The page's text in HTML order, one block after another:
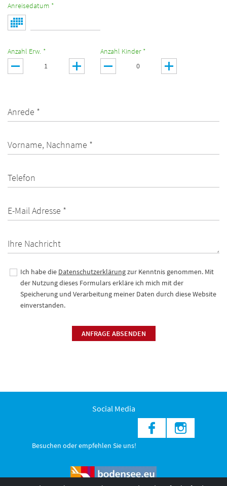
Anreisedatum *
Anzahl Erw. * Anzahl Kinder *
Anrede *
Vorname, Nachname *
Telefon
E-Mail Adresse *
Ihre Nachricht
Ich habe die Datenschutzerklärungzur Kenntnis genommen. Mit
der Nutzung dieses Formulars erkläre ich mich mit der
Speicherung und Verarbeitung meiner Daten durch diese Website
einverstanden.
ANFRAGE ABSENDEN
Social Media
Besuchen oder empfehlen Sie uns!